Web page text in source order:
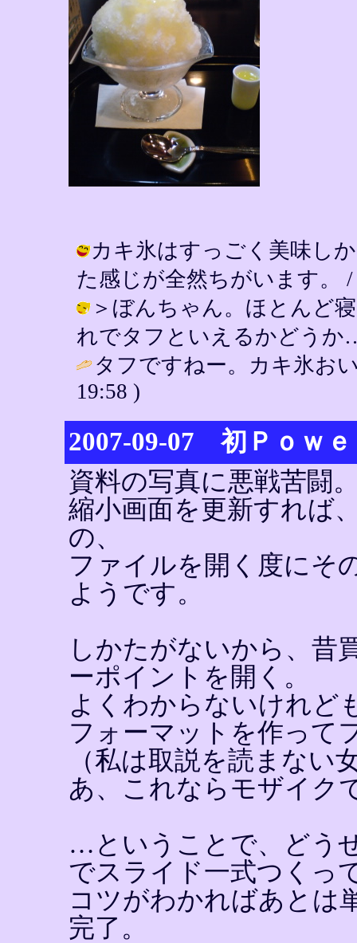
カキ氷はすっごく美味し
た感じが全然ちがいます。 /
＞ぼんちゃん。ほとんど
れでタフといえるかどうか
タフですねー。カキ氷お
19:58 )
2007-09-07 初Ｐｏｗ
資料の写真に悪戦苦闘
縮小画面を更新すれば
の、
ファイルを開く度にそ
ようです。
しかたがないから、昔
ーポイントを開く。
よくわからないけれど
フォーマットを作って
（私は取説を読まない
あ、これならモザイク
…ということで、どう
でスライド一式つくっ
コツがわかればあとは
完了。